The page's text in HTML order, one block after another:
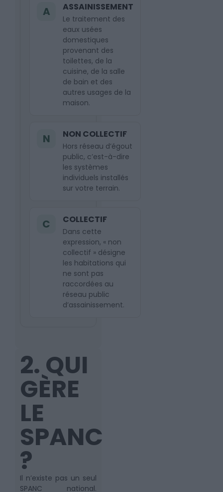
A ASSAINISSEMENT
Le traitement des
eaux usées
domestiques
provenant des
toilettes, de la
cuisine, de la salle
de bain et des
autres usages de la
maison.
N NON COLLECTIF
Hors réseau d’égout
public, c’est-à-dire
les systèmes
individuels installés
sur votre terrain.
C COLLECTIF
Dans cette
expression, « non
collectif » désigne
les habitations qui
ne sont pas
raccordées au
réseau public
d’assainissement.
2. QUI
GÈRE
LE
SPANC
?
Il n’existe pas un seul
SPANC national.